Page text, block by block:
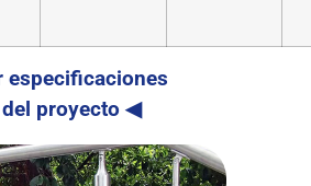
proyecto ◀